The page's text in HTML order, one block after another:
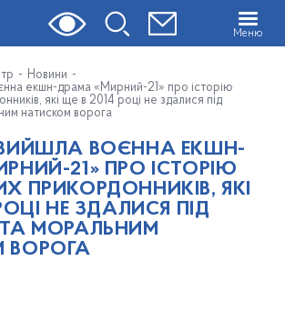
Меню
Новини
екшн-драма «Мирний-21» про історію
які ще в 2014 році не здалися під
натиском ворога
ВОЄННА ЕКШН-
21» ПРО ІСТОРІЮ
ПРИКОРДОННИКІВ, ЯКІ
НЕ ЗДАЛИСЯ ПІД
МОРАЛЬНИМ
ВОРОГА